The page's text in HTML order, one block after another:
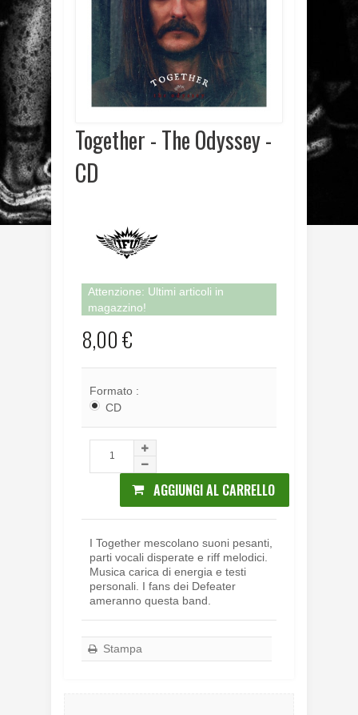
Together - The Odyssey -
CD
Attenzione: Ultimi articoli in
magazzino!
8,00 €
Formato :
CD
AGGIUNGI AL CARRELLO
I Together mescolano suoni pesanti,
parti vocali disperate e riff melodici.
Musica carica di energia e testi
personali. I fans dei Defeater
ameranno questa band.
Stampa